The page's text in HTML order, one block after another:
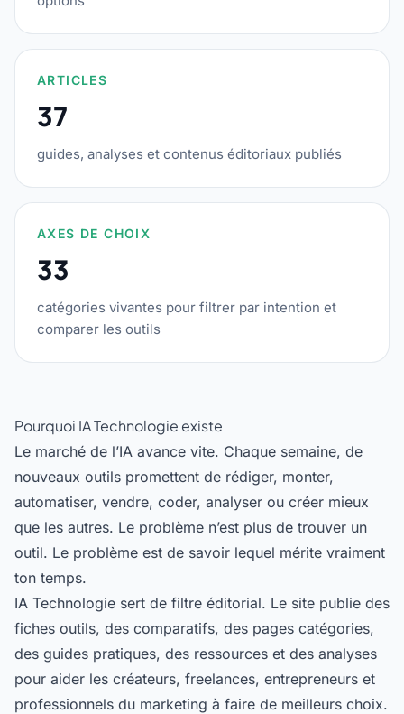
ARTICLES
37
guides, analyses et contenus éditoriaux publiés
AXES DE CHOIX
33
catégories vivantes pour filtrer par intention et
comparer les outils
Pourquoi IA Technologie existe
Le marché de l’IA avance vite. Chaque semaine, de
nouveaux outils promettent de rédiger, monter,
automatiser, vendre, coder, analyser ou créer mieux
que les autres. Le problème n’est plus de trouver un
outil. Le problème est de savoir lequel mérite vraiment
ton temps.
IA Technologie sert de filtre éditorial. Le site publie des
fiches outils, des comparatifs, des pages catégories,
des guides pratiques, des ressources et des analyses
pour aider les créateurs, freelances, entrepreneurs et
professionnels du marketing à faire de meilleurs choix.